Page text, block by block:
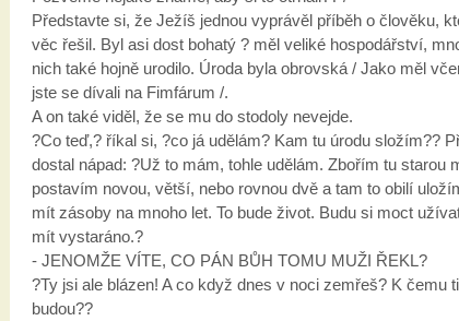
Představte si, že Ježíš jednou vyprávěl příběh o člověku,
věc řešil. Byl asi dost bohatý ? měl veliké hospodářství,
nich také hojně urodilo. Úroda byla obrovská / Jako měl
jste se dívali na Fimfárum /.
A on také viděl, že se mu do stodoly nevejde.
?Co teď,? říkal si, ?co já udělám? Kam tu úrodu složím??
dostal nápad: ?Už to mám, tohle udělám. Zbořím tu starou
postavím novou, větší, nebo rovnou dvě a tam to obilí
mít zásoby na mnoho let. To bude život. Budu si moct
mít vystaráno.?
- JENOMŽE VÍTE, CO PÁN BŮH TOMU MUŽI ŘEKL?
?Ty jsi ale blázen! A co když dnes v noci zemřeš? K čemu
budou??